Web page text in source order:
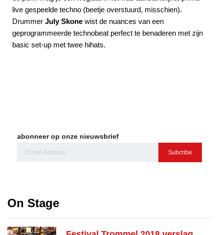
live gespeelde techno (beetje overstuurd, misschien).
Drummer July Skone wist de nuances van een
geprogrammeerde technobeat perfect te benaderen met zijn
basic set-up met twee hihats.
abonneer op onze nieuwsbrief
Subcribe
On Stage